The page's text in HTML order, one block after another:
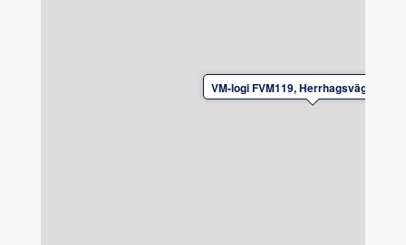
VM-logi FVM119, Herrhagsvägen,